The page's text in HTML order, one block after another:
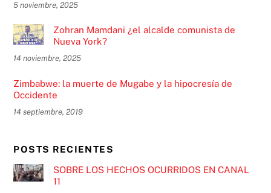
5 noviembre, 2025
Zohran Mamdani ¿el alcalde comunista de
Nueva York?
14 noviembre, 2025
Zimbabwe: la muerte de Mugabe y la hipocresía de
Occidente
14 septiembre, 2019
POSTS RECIENTES
SOBRE LOS HECHOS OCURRIDOS EN CANAL
11